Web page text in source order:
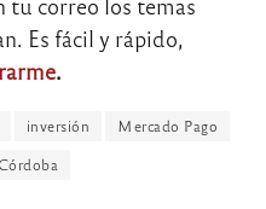
tu correo los temas
Es fácil y rápido,
.
inversión
Mercado Pago